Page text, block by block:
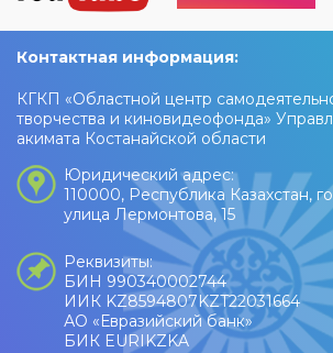
Контактная информация:
КГКП «Областной центр
творчества и киновидеофонда»
акимата Костанайской области
Юридический адрес:
110000, Республика Казахстан,
улица Лермонтова, 15
Реквизиты:
БИН 990340002744
ИИК KZ8594807KZT22031664
АО «Евразийский банк»
БИК EURIKZKA